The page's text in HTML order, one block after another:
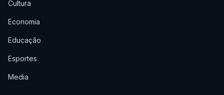
Cultura
Economia
Educação
Esportes
Media